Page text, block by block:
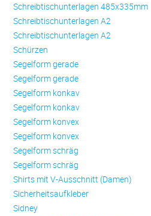
Schreibtischunterlagen 485x335mm
Schreibtischunterlagen A2
Schreibtischunterlagen A2
Schürzen
Se­gel­form ge­ra­de
Se­gel­form ge­ra­de
Se­gel­form konkav
Se­gel­form konkav
Se­gel­form konvex
Se­gel­form konvex
Se­gel­form schräg
Se­gel­form schräg
Shirts mit V-Ausschnitt (Damen)
Sicherheitsaufkleber
Sidney